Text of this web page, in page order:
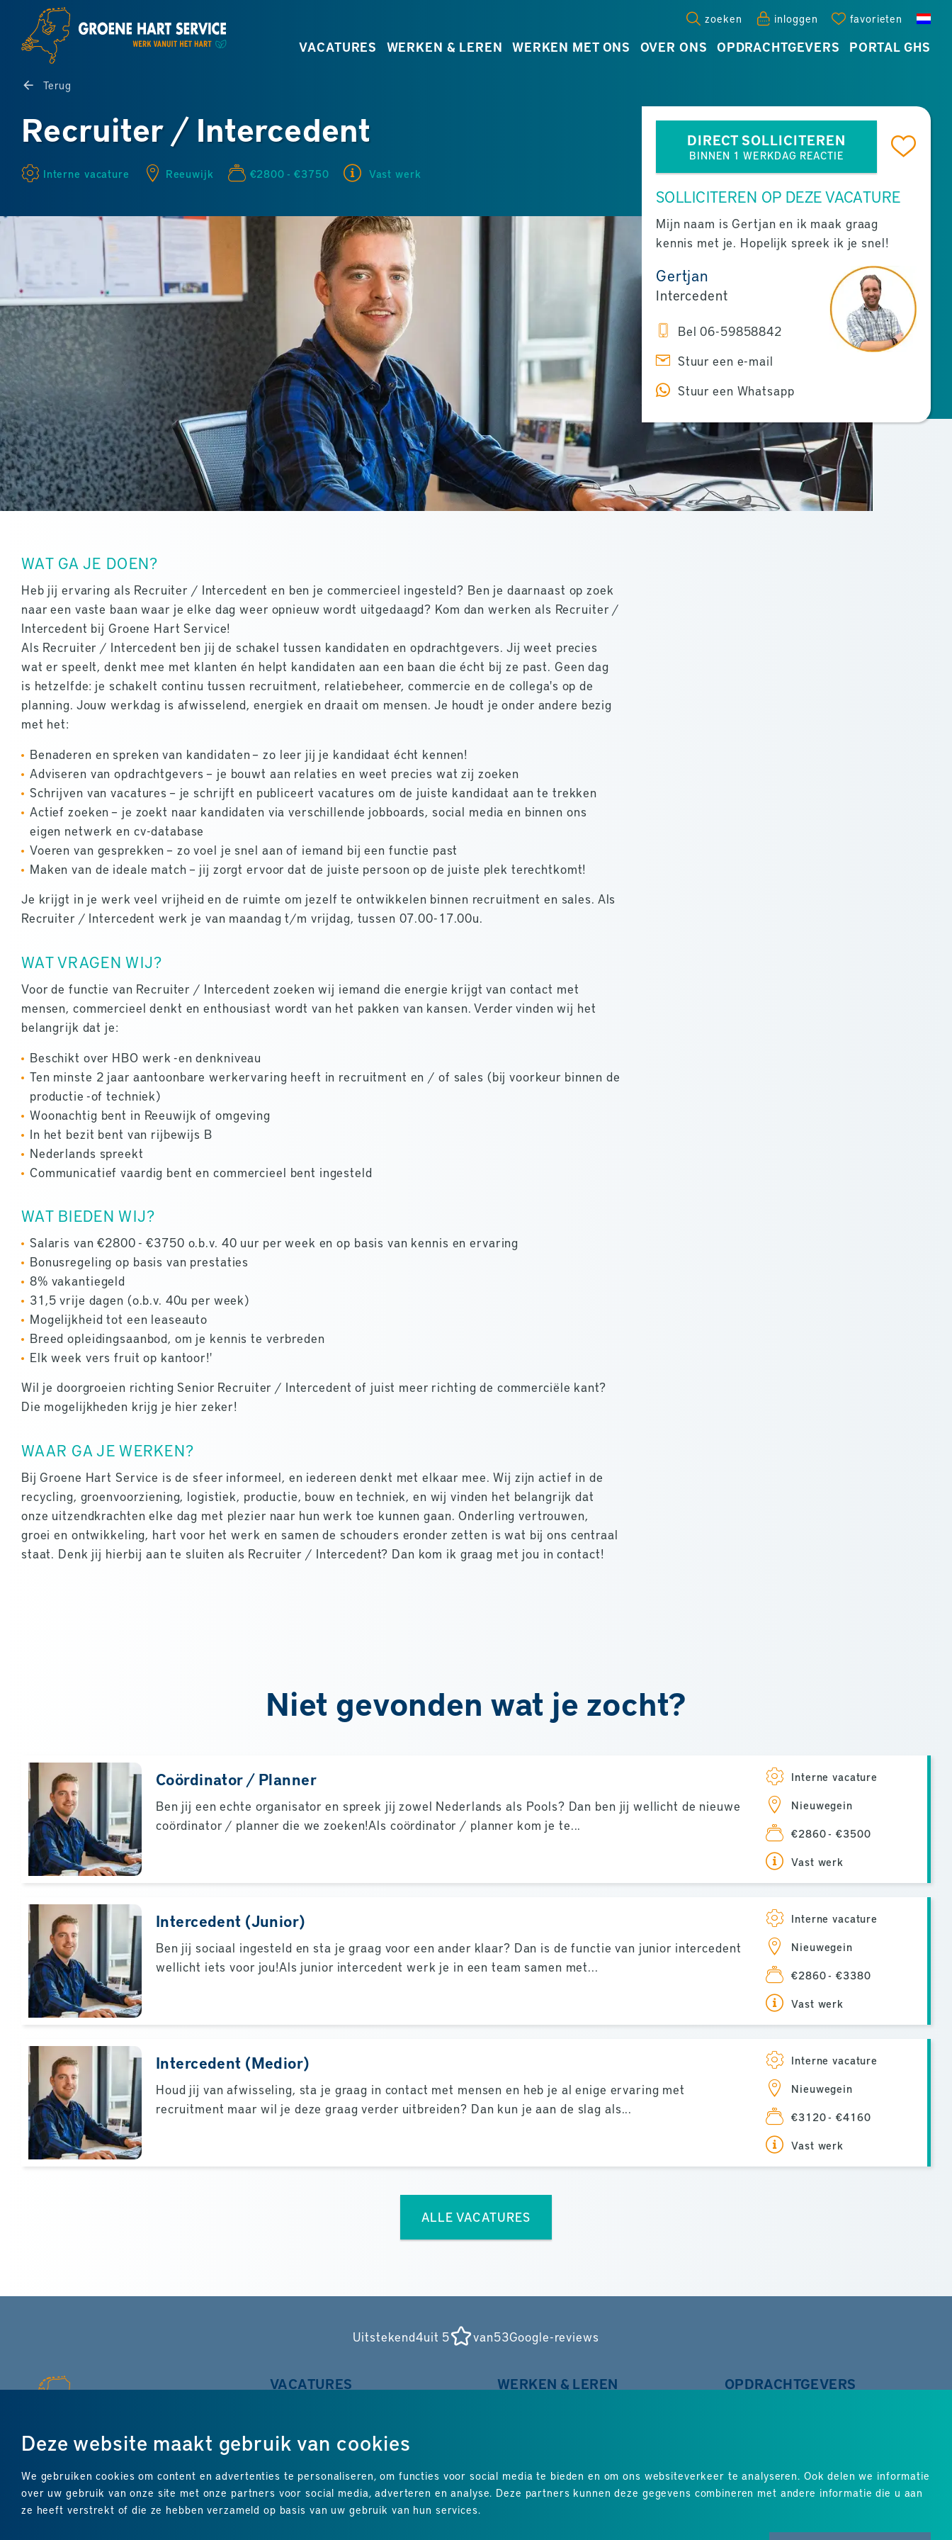
Deze website maakt gebruik van cookies
We gebruiken cookies om content en advertenties te personaliseren, om functies voor social media te bieden en om ons websiteverkeer te analyseren. Ook delen we informatie
over uw gebruik van onze site met onze partners voor social media, adverteren en analyse. Deze partners kunnen deze gegevens combineren met andere informatie die u aan
ze heeft verstrekt of die ze hebben verzameld op basis van uw gebruik van hun services.
zoeken inloggen favorieten
VACATURES WERKEN & LEREN WERKEN MET ONS OVER ONS OPDRACHTGEVERS PORTAL GHS
Terug
Recruiter / Intercedent
Interne vacature Reeuwijk €2800 - €3750 Vast werk
DIRECT SOLLICITEREN
BINNEN 1 WERKDAG REACTIE
SOLLICITEREN OP DEZE VACATURE
Mijn naam is Gertjan en ik maak graag
kennis met je. Hopelijk spreek ik je snel!
Gertjan
Intercedent
Bel 06-59858842
Stuur een e-mail
Stuur een Whatsapp
WAT GA JE DOEN?
Heb jij ervaring als Recruiter / Intercedent en ben je commercieel ingesteld? Ben je daarnaast op zoek
naar een vaste baan waar je elke dag weer opnieuw wordt uitgedaagd? Kom dan werken als Recruiter /
Intercedent bij Groene Hart Service!
Als Recruiter / Intercedent ben jij de schakel tussen kandidaten en opdrachtgevers. Jij weet precies
wat er speelt, denkt mee met klanten én helpt kandidaten aan een baan die écht bij ze past. Geen dag
is hetzelfde: je schakelt continu tussen recruitment, relatiebeheer, commercie en de collega's op de
planning. Jouw werkdag is afwisselend, energiek en draait om mensen. Je houdt je onder andere bezig
met het:
Benaderen en spreken van kandidaten – zo leer jij je kandidaat écht kennen!
Adviseren van opdrachtgevers – je bouwt aan relaties en weet precies wat zij zoeken
Schrijven van vacatures – je schrijft en publiceert vacatures om de juiste kandidaat aan te trekken
Actief zoeken – je zoekt naar kandidaten via verschillende jobboards, social media en binnen ons
eigen netwerk en cv-database
Voeren van gesprekken – zo voel je snel aan of iemand bij een functie past
Maken van de ideale match – jij zorgt ervoor dat de juiste persoon op de juiste plek terechtkomt!
Je krijgt in je werk veel vrijheid en de ruimte om jezelf te ontwikkelen binnen recruitment en sales. Als
Recruiter / Intercedent werk je van maandag t/m vrijdag, tussen 07.00-17.00u.
WAT VRAGEN WIJ?
Voor de functie van Recruiter / Intercedent zoeken wij iemand die energie krijgt van contact met
mensen, commercieel denkt en enthousiast wordt van het pakken van kansen. Verder vinden wij het
belangrijk dat je:
Beschikt over HBO werk -en denkniveau
Ten minste 2 jaar aantoonbare werkervaring heeft in recruitment en / of sales (bij voorkeur binnen de
productie -of techniek)
Woonachtig bent in Reeuwijk of omgeving
In het bezit bent van rijbewijs B
Nederlands spreekt
Communicatief vaardig bent en commercieel bent ingesteld
WAT BIEDEN WIJ?
Salaris van €2800 - €3750 o.b.v. 40 uur per week en op basis van kennis en ervaring
Bonusregeling op basis van prestaties
8% vakantiegeld
31,5 vrije dagen (o.b.v. 40u per week)
Mogelijkheid tot een leaseauto
Breed opleidingsaanbod, om je kennis te verbreden
Elk week vers fruit op kantoor!'
Wil je doorgroeien richting Senior Recruiter / Intercedent of juist meer richting de commerciële kant?
Die mogelijkheden krijg je hier zeker!
WAAR GA JE WERKEN?
Bij Groene Hart Service is de sfeer informeel, en iedereen denkt met elkaar mee. Wij zijn actief in de
recycling, groenvoorziening, logistiek, productie, bouw en techniek, en wij vinden het belangrijk dat
onze uitzendkrachten elke dag met plezier naar hun werk toe kunnen gaan. Onderling vertrouwen,
groei en ontwikkeling, hart voor het werk en samen de schouders eronder zetten is wat bij ons centraal
staat. Denk jij hierbij aan te sluiten als Recruiter / Intercedent? Dan kom ik graag met jou in contact!
Niet gevonden wat je zocht?
Coördinator / Planner
Ben jij een echte organisator en spreek jij zowel Nederlands als Pools? Dan ben jij wellicht de nieuwe
coördinator / planner die we zoeken!Als coördinator / planner kom je te...
Interne vacature
Nieuwegein
€2860 - €3500
Vast werk
Intercedent (Junior)
Ben jij sociaal ingesteld en sta je graag voor een ander klaar? Dan is de functie van junior intercedent
wellicht iets voor jou!Als junior intercedent werk je in een team samen met...
Interne vacature
Nieuwegein
€2860 - €3380
Vast werk
Intercedent (Medior)
Houd jij van afwisseling, sta je graag in contact met mensen en heb je al enige ervaring met
recruitment maar wil je deze graag verder uitbreiden? Dan kun je aan de slag als...
Interne vacature
Nieuwegein
€3120 - €4160
Vast werk
ALLE VACATURES
Uitstekend4uit 5 van53Google-reviews
VACATURES
Bouw & Infra
Productie
Logistiek & transport
WERKEN & LEREN
Verstuur open sollicitatie
OPDRACHTGEVERS
Oekraïens personeel